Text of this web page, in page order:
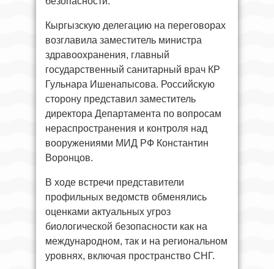
Кыргызскую делегацию на переговорах
возглавила заместитель министра
здравоохранения, главный
государственный санитарный врач КР
Гульнара Ишенапысова. Российскую
сторону представил заместитель
директора Департамента по вопросам
нераспространения и контроля над
вооружениями МИД РФ Константин
Воронцов.
В ходе встречи представители
профильных ведомств обменялись
оценками актуальных угроз
биологической безопасности как на
международном, так и на региональном
уровнях, включая пространство СНГ.